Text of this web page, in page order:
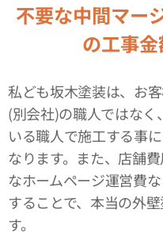
不要な中間マー
の工事
私ども坂木塗装は、お
(別会社)の職人ではな
いる職人で施工する事
なります。また、店舗
なホームページ運営費
することで、本当の外
す。